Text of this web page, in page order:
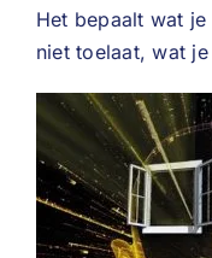
Het bepaalt wat
niet toelaat, wat